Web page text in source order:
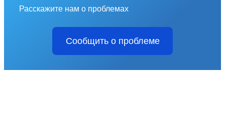
Расскажите нам о проблемах
Сообщить о проблеме